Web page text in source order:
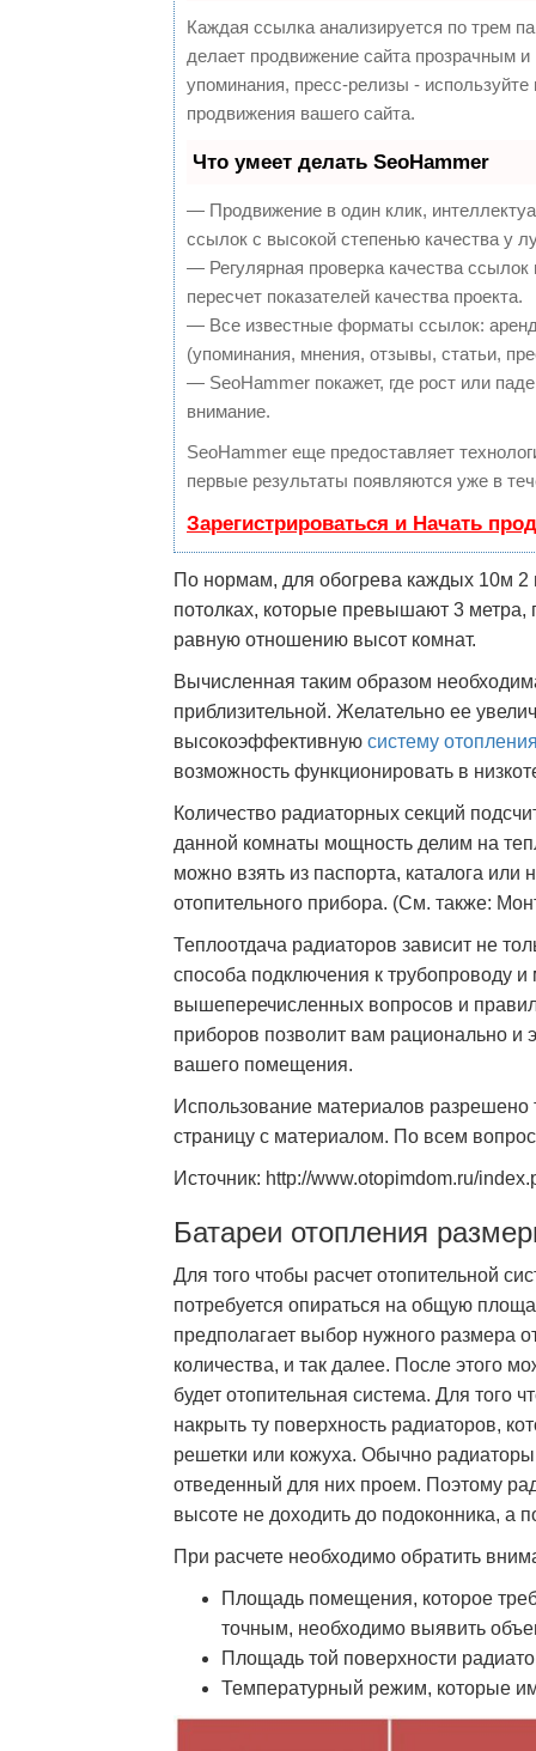
Каждая ссылка анализируется по трем
делает продвижение сайта прозрачным
упоминания, пресс-релизы -
продвижения вашего сайта.
Что умеет делать SeoHammer
— Продвижение в один клик,
ссылок с высокой степенью качества у
— Регулярная проверка качества
пересчет показателей качества проекта.
— Все известные форматы ссылок:
(упоминания, мнения, отзывы, статьи,
— SeoHammer покажет, где рост или
внимание.
SeoHammer еще предоставляет
первые результаты появляются уже в
Зарегистрироваться и Начать
По нормам, для обогрева каждых 10м 2
потолках, которые превышают 3 метра,
равную отношению высот комнат.
Вычисленная таким образом
приблизительной. Желательно ее
высокоэффективную систему
возможность функционировать в
Количество радиаторных секций
данной комнаты мощность делим на
можно взять из паспорта, каталога или
отопительного прибора. (См. также:
Теплоотдача радиаторов зависит не
способа подключения к трубопроводу
вышеперечисленных вопросов и
приборов позволит вам рационально и
вашего помещения.
Использование материалов разрешено
страницу с материалом. По всем
Источник: http://www.otopimdom.ru/
Батареи отопления
Для того чтобы расчет отопительной
потребуется опираться на общую
предполагает выбор нужного размера
количества, и так далее. После этого
будет отопительная система. Для того
накрыть ту поверхность радиаторов,
решетки или кожуха. Обычно
отведенный для них проем. Поэтому
высоте не доходить до подоконника, а
При расчете необходимо обратить
Площадь помещения, которое
точным, необходимо выявить
Площадь той поверхности
Температурный режим, которые